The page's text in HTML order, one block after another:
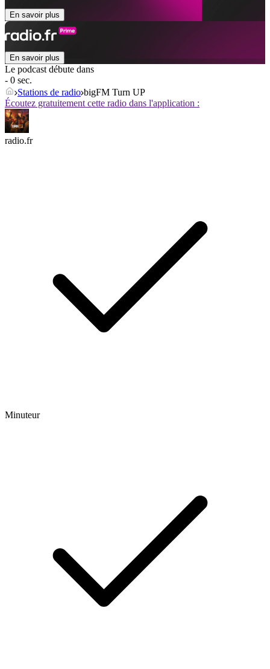
En savoir plus
En savoir plus
Le podcast débute dans
- 0 sec.
Stations de radio bigFM Turn UP
Écoutez gratuitement cette radio dans l'application :
radio.fr
Minuteur